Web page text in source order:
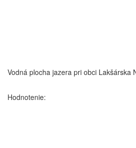
Vodná plocha jazera pri obci Lakšárska
Hodnotenie: